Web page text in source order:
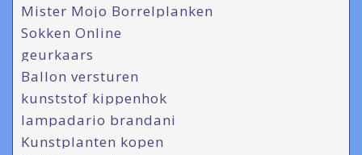
Mister Mojo Borrelplanken
Sokken Online
geurkaars
Ballon versturen
kunststof kippenhok
lampadario brandani
Kunstplanten kopen